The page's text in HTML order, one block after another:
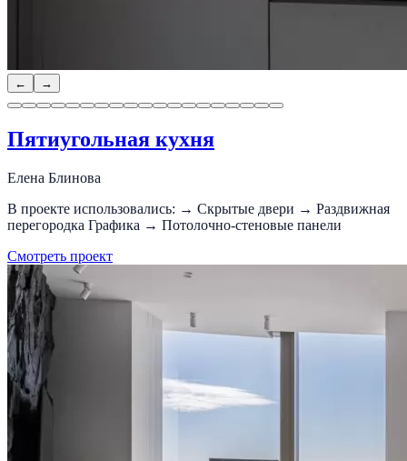
← →
Пятиугольная кухня
Елена Блинова
В проекте использовались: → Скрытые двери → Раздвижная
перегородка Графика → Потолочно-стеновые панели
Смотреть проект